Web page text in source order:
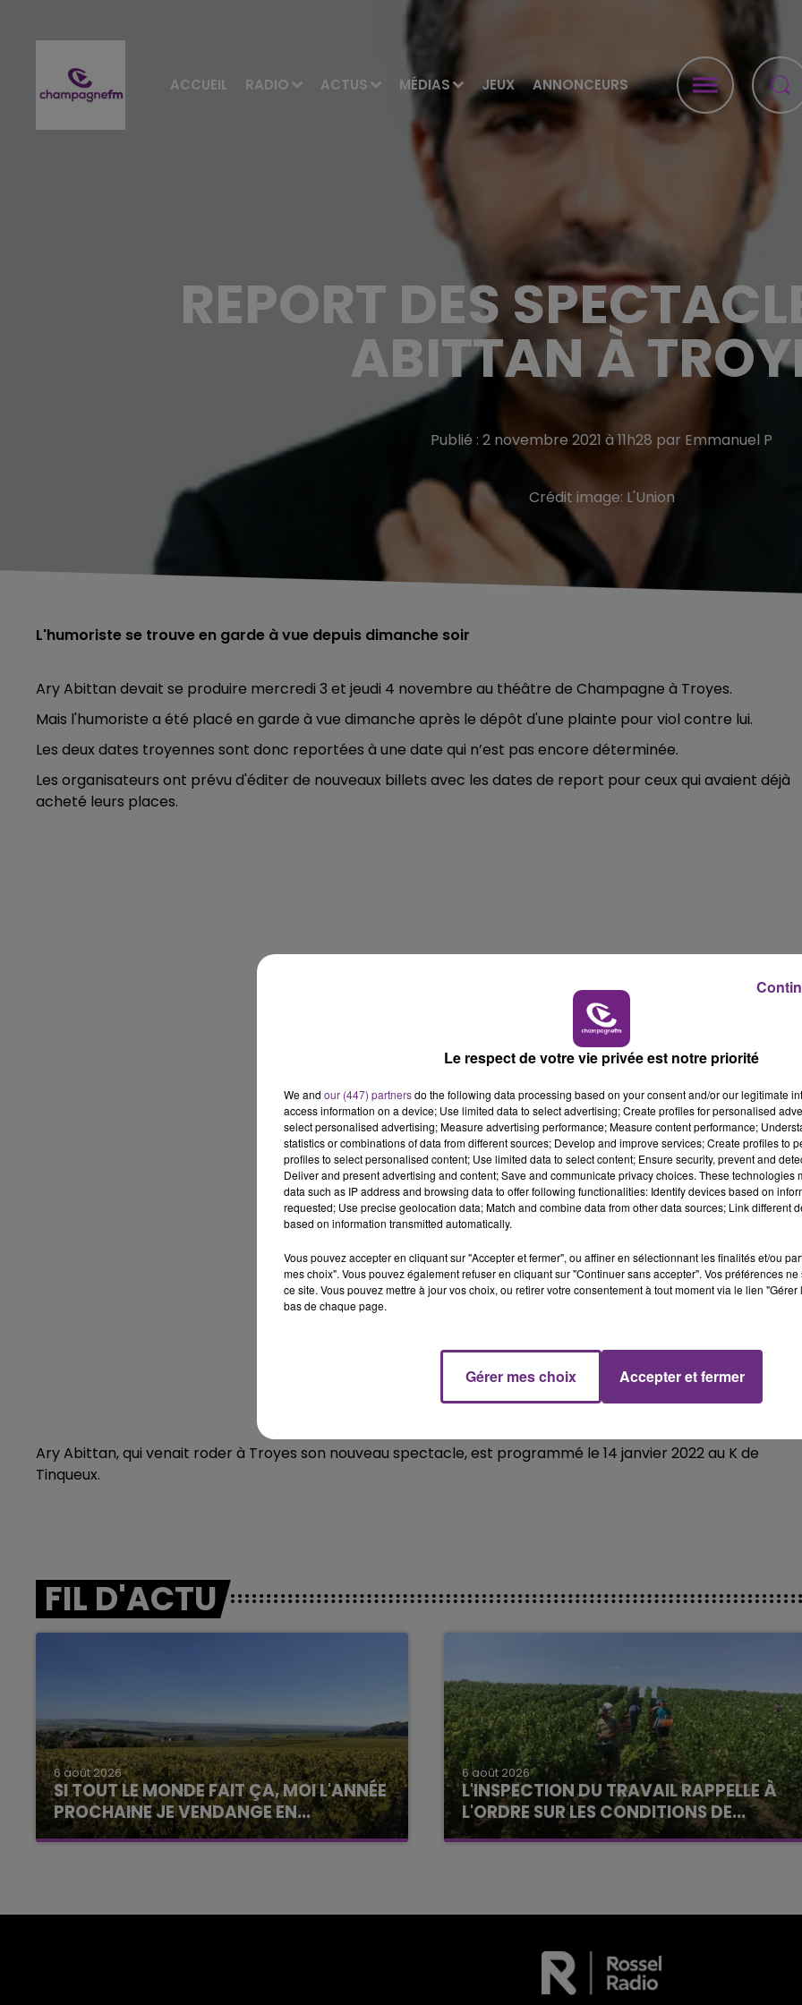
ACCUEIL RADIO ACTUS MÉDIAS JEUX ANNONCEURS
REPORT DES
ABITTAN À
Publié : 2 novembre 2021 à 11h28 par Emmanuel P
Crédit image: L'Union
L'humoriste se trouve en garde à vue depuis dimanche soir
Ary Abittan devait se produire mercredi 3 et jeudi 4 novembre au théâtre de Champagne à Troyes.
Mais l'humoriste a été placé en garde à vue dimanche après le dépôt d'une plainte pour viol contre lui.
Les deux dates troyennes sont donc reportées à une date qui n’est pas encore déterminée.
Les organisateurs ont prévu d'éditer de nouveaux billets avec les dates de report pour ceux qui avaient déjà
acheté leurs places.
Ary Abittan, qui venait roder à Troyes son nouveau spectacle, est programmé le 14 janvier 2022 au K de
Tinqueux.
FIL D'ACTU
6 août 2026
SI TOUT LE MONDE FAIT ÇA, MOI L'ANNÉE
PROCHAINE JE VENDANGE EN...
La vendange en Champagne a débuté ce jeudi
6 août 2026
L'INSPECTION DU TRAVAIL RAPPELLE À
L'ORDRE SUR LES CONDITIONS DE...
Alors que les dates de début des vendange
10h00 - 14h00
LE TICKET DE CAISSE
Le respect de votre vie privée est notre priorité
We and our (447) partnersdo the following data processing based on your consent and/or our legitimate
access information on a device; Use limited data to select advertising; Create profiles for personalised
select personalised advertising; Measure advertising performance; Measure content performance;
statistics or combinations of data from different sources; Develop and improve services; Create profiles to
profiles to select personalised content; Use limited data to select content; Ensure security, prevent and
Deliver and present advertising and content; Save and communicate privacy choices. These technologies
data such as IP address and browsing data to offer following functionalities: Identify devices based on
requested; Use precise geolocation data; Match and combine data from other data sources; Link different
based on information transmitted automatically.
Vous pouvez accepter en cliquant sur "Accepter et fermer", ou affiner en sélectionnant les finalités et/ou
mes choix". Vous pouvez également refuser en cliquant sur "Continuer sans accepter". Vos préférences
ce site. Vous pouvez mettre à jour vos choix, ou retirer votre consentement à tout moment via le lien
bas de chaque page.
Gérer mes choix Accepter et fermer